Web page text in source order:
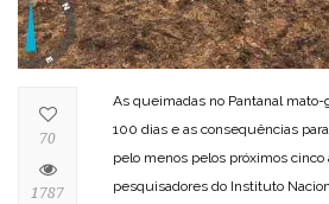
As queimadas no Pantanal
100 dias e as consequências
pelo menos pelos próximos cinco
pesquisadores do Instituto
70
1787